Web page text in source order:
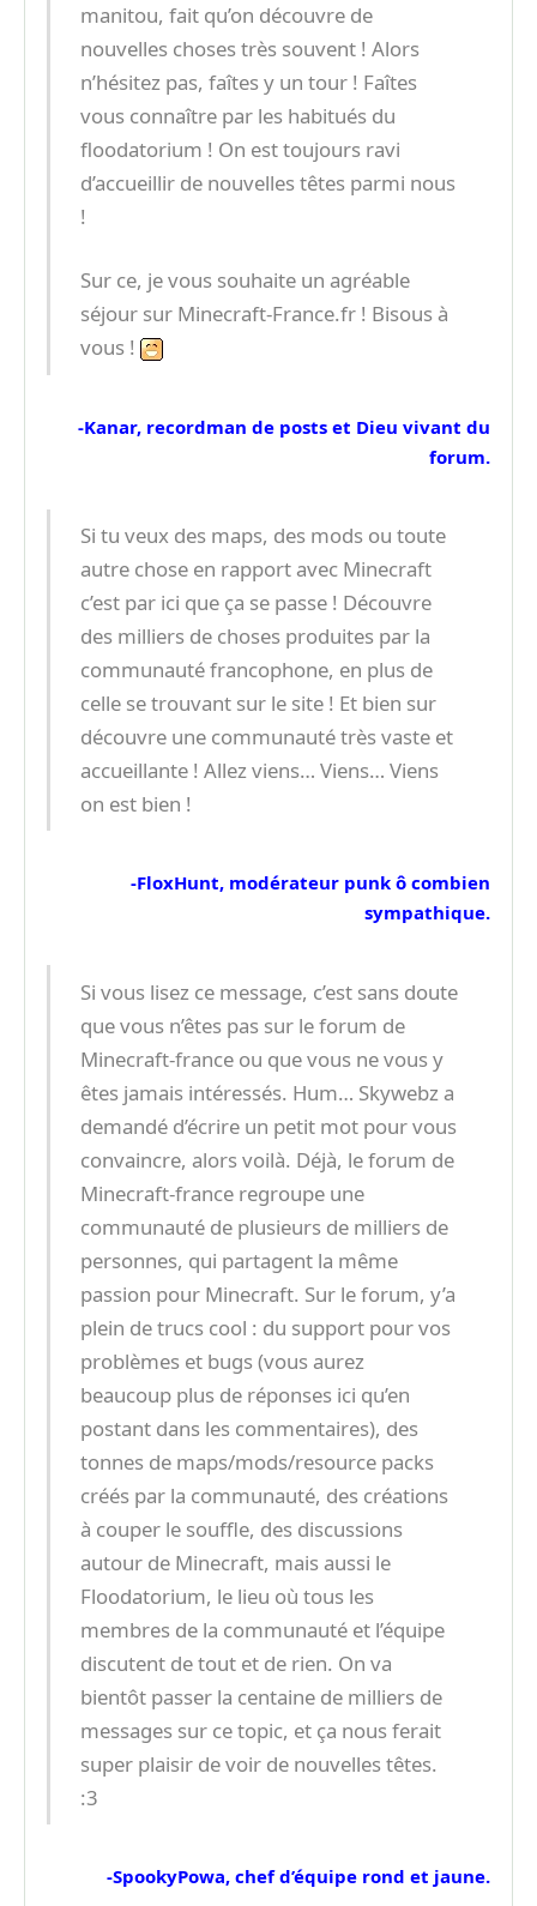
manitou, fait qu’on découvre de
nouvelles choses très souvent ! Alors
n’hésitez pas, faîtes y un tour ! Faîtes
vous connaître par les habitués du
floodatorium ! On est toujours ravi
d’accueillir de nouvelles têtes parmi nous
!
Sur ce, je vous souhaite un agréable
séjour sur Minecraft-France.fr ! Bisous à
vous !
-Kanar, recordman de posts et Dieu vivant du
forum.
Si tu veux des maps, des mods ou toute
autre chose en rapport avec Minecraft
c’est par ici que ça se passe ! Découvre
des milliers de choses produites par la
communauté francophone, en plus de
celle se trouvant sur le site ! Et bien sur
découvre une communauté très vaste et
accueillante ! Allez viens… Viens… Viens
on est bien !
-FloxHunt, modérateur punk ô combien
sympathique.
Si vous lisez ce message, c’est sans doute
que vous n’êtes pas sur le forum de
Minecraft-france ou que vous ne vous y
êtes jamais intéressés. Hum… Skywebz a
demandé d’écrire un petit mot pour vous
convaincre, alors voilà. Déjà, le forum de
Minecraft-france regroupe une
communauté de plusieurs de milliers de
personnes, qui partagent la même
passion pour Minecraft. Sur le forum, y’a
plein de trucs cool : du support pour vos
problèmes et bugs (vous aurez
beaucoup plus de réponses ici qu’en
postant dans les commentaires), des
tonnes de maps/mods/resource packs
créés par la communauté, des créations
à couper le souffle, des discussions
autour de Minecraft, mais aussi le
Floodatorium, le lieu où tous les
membres de la communauté et l’équipe
discutent de tout et de rien. On va
bientôt passer la centaine de milliers de
messages sur ce topic, et ça nous ferait
super plaisir de voir de nouvelles têtes.
:3
-SpookyPowa, chef d’équipe rond et jaune.